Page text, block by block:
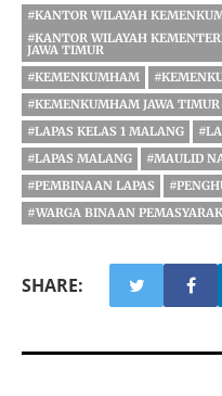
#KANTOR WILAYAH
#KANTOR WILAYAH
JAWA TIMUR
#KEMENKUMHAM
#KEMENKUMHAM JAWA TIMUR
#LAPAS KELAS 1 MALANG
#LAPAS MALANG
#MAULID
#PEMBINAAN LAPAS
#WARGA BINAAN
SHARE: